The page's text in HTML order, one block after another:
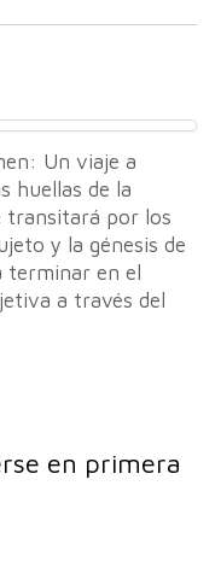
Un viaje a
huellas de la
transitará por los
y la génesis de
terminar en el
a través del
en primera